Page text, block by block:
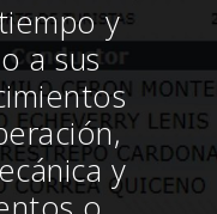
y
a sus
y